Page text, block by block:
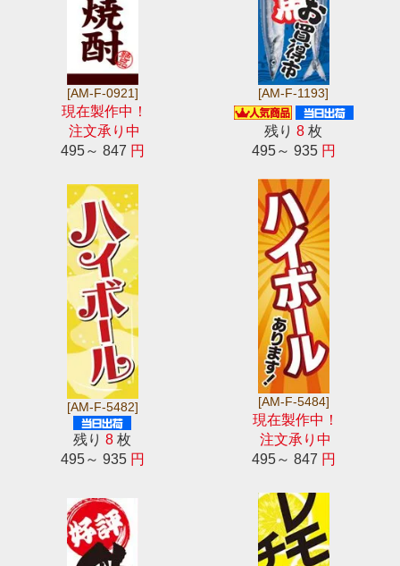
[AM-F-0921]
現在製作中！
注文承り中
495～ 847 円
[AM-F-1193]
残り8 枚
495～ 935 円
[AM-F-5482]
残り8 枚
495～ 935 円
[AM-F-5484]
現在製作中！
注文承り中
495～ 847 円